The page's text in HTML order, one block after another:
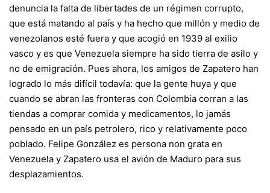
denuncia la falta de libertades de un régimen corrupto,
que está matando al país y ha hecho que millón y medio de
venezolanos esté fuera y que acogió en 1939 al exilio
vasco y es que Venezuela siempre ha sido tierra de asilo y
no de emigración. Pues ahora, los amigos de Zapatero han
logrado lo más difícil todavía: que la gente huya y que
cuando se abran las fronteras con Colombia corran a las
tiendas a comprar comida y medicamentos, lo jamás
pensado en un país petrolero, rico y relativamente poco
poblado. Felipe González es persona non grata en
Venezuela y Zapatero usa el avión de Maduro para sus
desplazamientos.